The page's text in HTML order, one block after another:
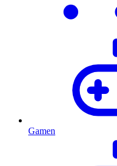
Gamen